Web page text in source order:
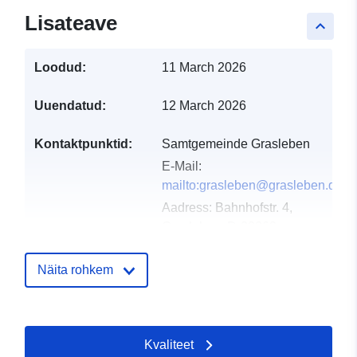
keyboard_arrow_up
Lisateave
Loodud: 11 March 2026
Uuendatud: 12 March 2026
Kontaktpunktid:
Samtgemeinde Grasleben
E-Mail:
mailto:grasleben@grasleben.de
Aadress: Bahnhofstr. 4,
Lisatud andmetele.europa.eu:
Näita rohkem
Kvaliteet